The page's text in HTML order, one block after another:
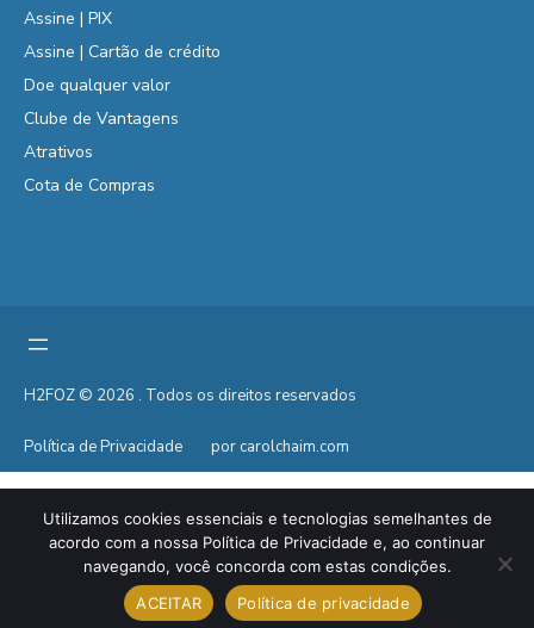
Assine | PIX
Assine | Cartão de crédito
Doe qualquer valor
Clube de Vantagens
Atrativos
Cota de Compras
H2FOZ © 2026 . Todos os direitos reservados
Política de Privacidade por carolchaim.com
Utilizamos cookies essenciais e tecnologias semelhantes de
acordo com a nossa Política de Privacidade e, ao continuar
navegando, você concorda com estas condições.
ACEITAR
Política de privacidade